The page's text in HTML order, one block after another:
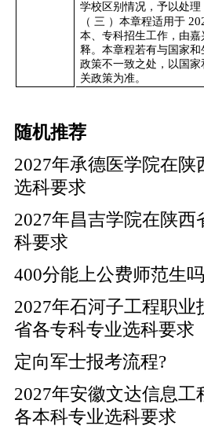
学校区别情况，予以处理
（ 三 ）本章程适用于
本、专科招生工作，由
释。本章程若有与国家
政策不一致之处，以国
关政策为准。
随机推荐
2027年承德医学院在陕
选科要求
2027年昌吉学院在陕西
科要求
400分能上公费师范生
2027年石河子工程职业
省各专科专业选科要求
定向军士报考流程?
2027年安徽文达信息工
各本科专业选科要求